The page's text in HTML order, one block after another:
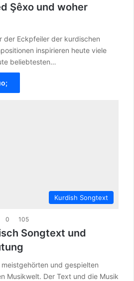
Şêxo und woher
der Eckpfeiler der kurdischen
inspirieren heute viele
beliebtesten…
Kurdish Songtext
0 105
Songtext und
meistgehörten und gespielten
Musikwelt. Der Text und die Musik